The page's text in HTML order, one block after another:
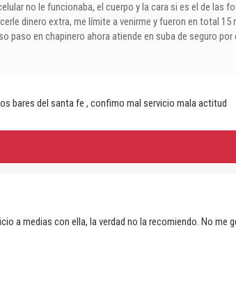
no le funcionaba, el cuerpo y la cara si es el de las
dinero extra, me límite a venirme y fueron en total
paso en chapinero ahora atiende en suba de seguro
bares del santa fe , confimo mal servicio mala actitud
a medias con ella, la verdad no la recomiendo. No me